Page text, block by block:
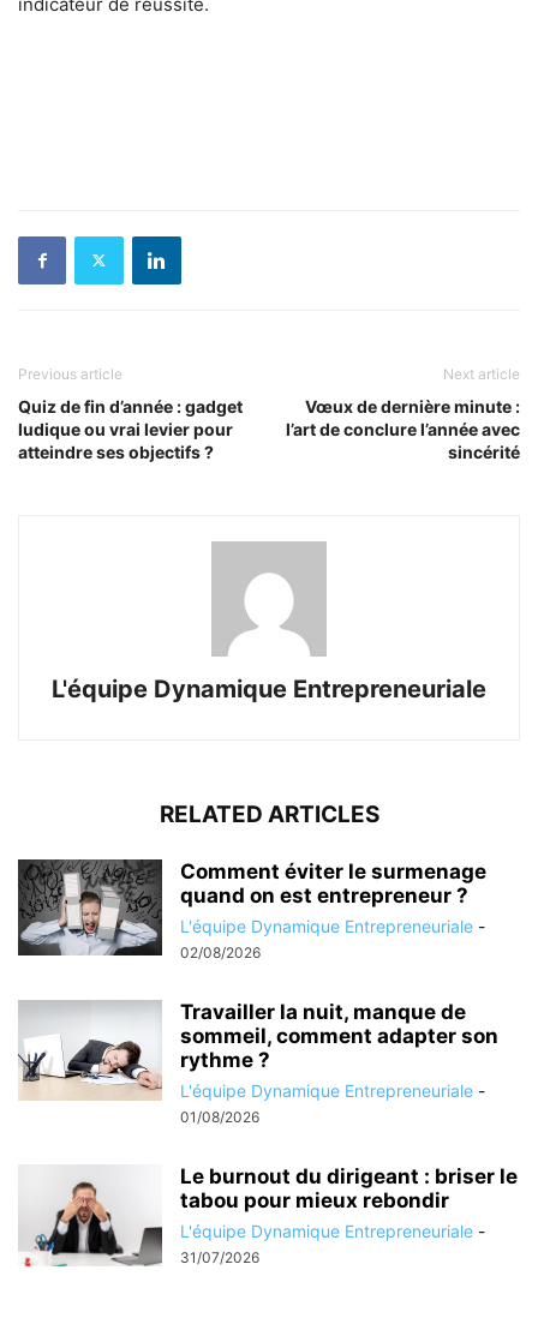
Previous article
Quiz de fin d’année : gadget
ludique ou vrai levier pour
atteindre ses objectifs ?
Next article
Vœux de dernière minute :
l’art de conclure l’année avec
sincérité
L'équipe Dynamique Entrepreneuriale
RELATED ARTICLES
Comment éviter le surmenage
quand on est entrepreneur ?
L'équipe Dynamique Entrepreneuriale -
02/08/2026
Travailler la nuit, manque de
sommeil, comment adapter son
rythme ?
L'équipe Dynamique Entrepreneuriale -
01/08/2026
Le burnout du dirigeant : briser le
tabou pour mieux rebondir
L'équipe Dynamique Entrepreneuriale -
31/07/2026